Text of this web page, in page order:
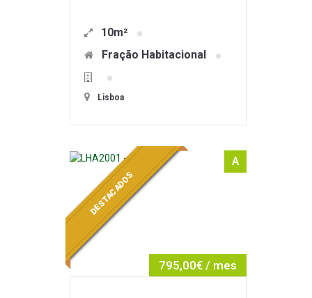
10m²
Fração Habitacional
Lisboa
A
795,00€ / mes
DESTACADOS